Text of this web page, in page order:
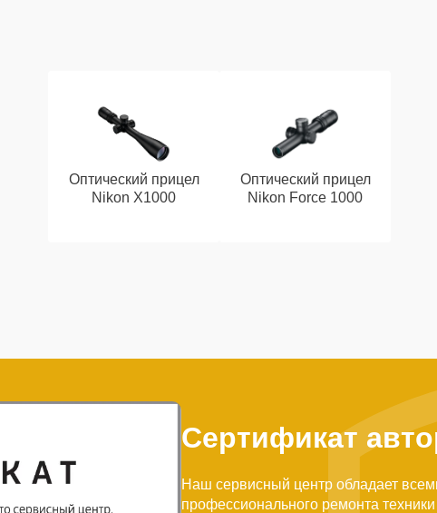
Оптический прицел
Nikon X1000
Оптический прицел
Nikon Force 1000
Сертификат
Наш сервисный центр обладает
профессионального ремонта